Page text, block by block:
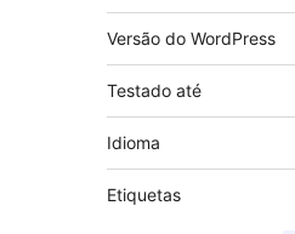
Versão do WordPress
Testado até
Idioma
Etiquetas